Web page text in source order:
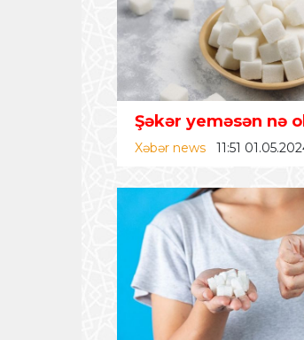
Şəkər yeməsən nə
Xəbər news 11:51